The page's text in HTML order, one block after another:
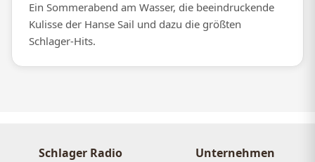
Ein Sommerabend am Wasser, die beeindruckende
Kulisse der Hanse Sail und dazu die größten
Schlager-Hits.
Schlager Radio Unternehmen